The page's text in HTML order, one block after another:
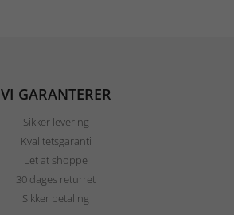
VI GARANTERER
Sikker levering
Kvalitetsgaranti
Let at shoppe
30 dages returret
Sikker betaling